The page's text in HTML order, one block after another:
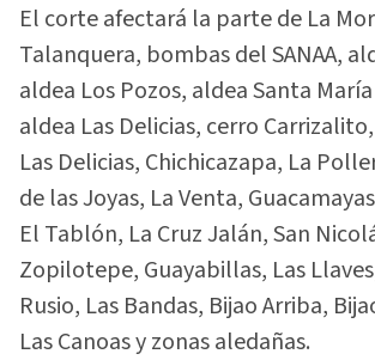
El corte afectará la parte de La
Talanquera, bombas del SANAA,
aldea Los Pozos, aldea Santa
aldea Las Delicias, cerro
Las Delicias, Chichicazapa, La
de las Joyas, La Venta,
El Tablón, La Cruz Jalán, San
Zopilotepe, Guayabillas, Las
Rusio, Las Bandas, Bijao Arriba,
Las Canoas y zonas aledañas.